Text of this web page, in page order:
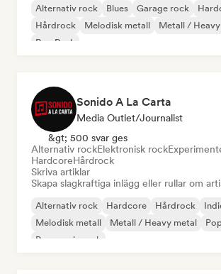
Alternativ rock Blues Garage rock
Hårdrock
Melodisk metall
Metall /
Pop Punk
Sonido A La Carta
Media Outlet/Journalist
&gt; 500 svar ges
Alternativ rockElektronisk rock
HardcoreHårdrock
Skriva artiklar
Skapa slagkraftiga inlägg eller rullar om
Alternativ rock Hardcore Hårdrock
Melodisk metall
Metall / Heavy metal
Progressiv rock